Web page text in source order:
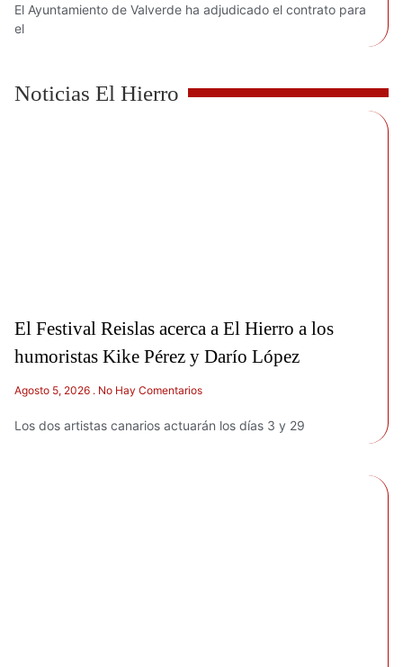
El Ayuntamiento de Valverde ha adjudicado el contrato para
el
Noticias El Hierro
El Festival Reislas acerca a El Hierro a los
humoristas Kike Pérez y Darío López
Agosto 5, 2026 No Hay Comentarios
Los dos artistas canarios actuarán los días 3 y 29